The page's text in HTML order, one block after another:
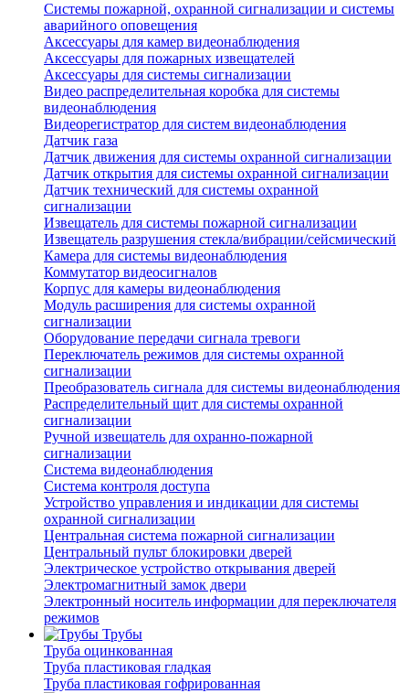
Системы пожарной, охранной сигнализации и системы
аварийного оповещения
Аксессуары для камер видеонаблюдения
Аксессуары для пожарных извещателей
Аксессуары для системы сигнализации
Видео распределительная коробка для системы
видеонаблюдения
Видеорегистратор для систем видеонаблюдения
Датчик газа
Датчик движения для системы охранной сигнализации
Датчик открытия для системы охранной сигнализации
Датчик технический для системы охранной
сигнализации
Извещатель для системы пожарной сигнализации
Извещатель разрушения стекла/вибрации/сейсмический
Камера для системы видеонаблюдения
Коммутатор видеосигналов
Корпус для камеры видеонаблюдения
Модуль расширения для системы охранной
сигнализации
Оборудование передачи сигнала тревоги
Переключатель режимов для системы охранной
сигнализации
Преобразователь сигнала для системы видеонаблюдения
Распределительный щит для системы охранной
сигнализации
Ручной извещатель для охранно-пожарной
сигнализации
Система видеонаблюдения
Система контроля доступа
Устройство управления и индикации для системы
охранной сигнализации
Центральная система пожарной сигнализации
Центральный пульт блокировки дверей
Электрическое устройство открывания дверей
Электромагнитный замок двери
Электронный носитель информации для переключателя
режимов
Трубы
Труба оцинкованная
Труба пластиковая гладкая
Труба пластиковая гофрированная